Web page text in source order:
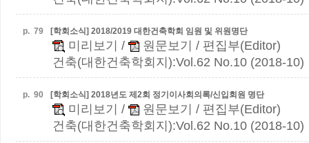
p. 79 [학회소식] 2018/2019 대한건축학회 임원 및 위원명단
미리보기 / 원문보기
/ 편집부(Editor)
건축(대한건축학회지):Vol.62 No.10 (2018-10)
p. 90 [학회소식] 2018년도 제2회 정기이사회의록/신입회원 명단
미리보기 / 원문보기
/ 편집부(Editor)
건축(대한건축학회지):Vol.62 No.10 (2018-10)